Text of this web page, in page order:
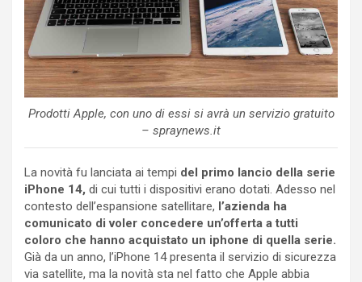
Prodotti Apple, con uno di essi si avrà un servizio gratuito
– spraynews.it
La novità fu lanciata ai tempi del primo lancio della serie
iPhone 14, di cui tutti i dispositivi erano dotati. Adesso nel
contesto dell’espansione satellitare, l’azienda ha
comunicato di voler concedere un’offerta a tutti
coloro che hanno acquistato un iphone di quella serie.
Già da un anno, l’iPhone 14 presenta il servizio di sicurezza
via satellite, ma la novità sta nel fatto che Apple abbia